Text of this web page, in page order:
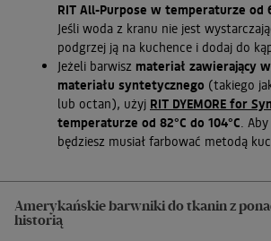
RIT All-Purpose w temperaturze od
Jeśli woda z kranu nie jest
podgrzej ją na kuchence i dodaj do
Jeżeli barwisz materiał zawierający
materiału syntetycznego (takiego
lub octan), użyj RIT DYEMORE for
temperaturze od 82°C do 104°C .
będziesz musiał farbować metodą
Amerykańskie barwniki do tkanin z
historią